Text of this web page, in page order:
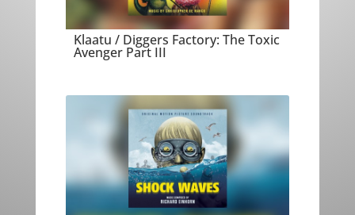
Klaatu / Diggers Factory: The Toxic
Avenger Part III